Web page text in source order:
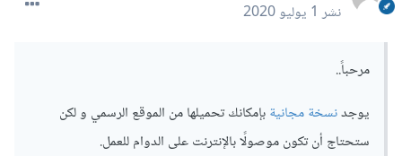
نشر1 يوليو 2020
مرحباً..
يوجدنسخة مجانيةبإمكانك تحميلها من الموقع الرسمي و لكن
ستحتاج أن تكون موصولًا بالإنترنت على الدوام للعمل.